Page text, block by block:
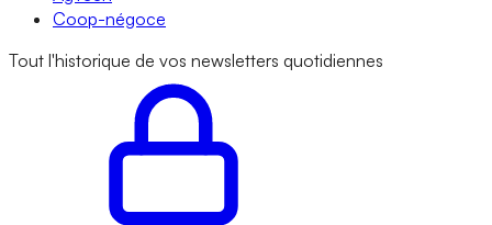
Coop-négoce
Tout l'historique de vos newsletters quotidiennes